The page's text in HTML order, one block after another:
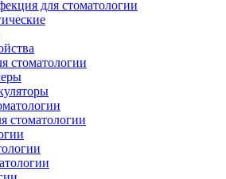
для стоматологии
стоматологии
стоматологии